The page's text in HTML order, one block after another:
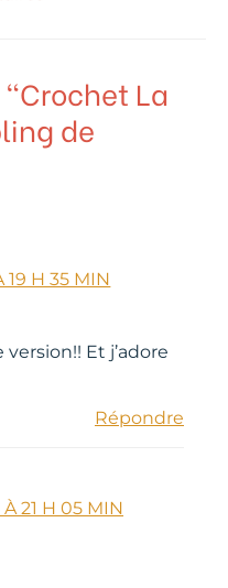
La
de
19 H 35 MIN
Et j’adore
Répondre
21 H 05 MIN